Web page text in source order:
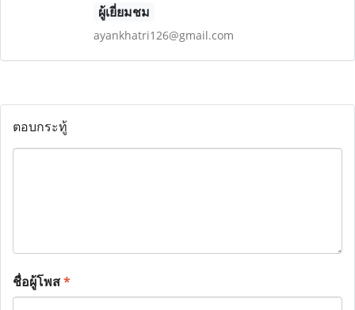
ผู้เยี่ยมชม
ayankhatri126@gmail.com
ตอบกระทู้
ชื่อผู้โพส*